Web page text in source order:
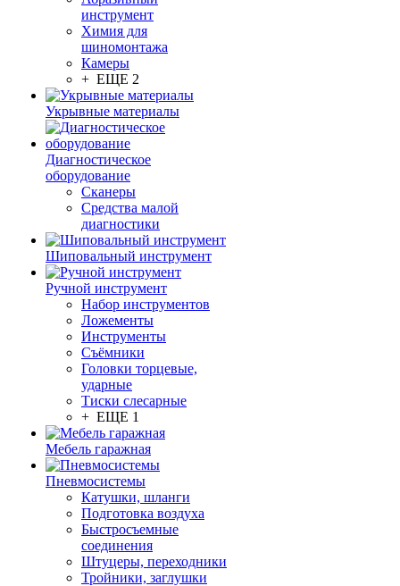
инструмент
Химия для
шиномонтажа
Камеры
+ ЕЩЕ 2
Укрывные материалы
Диагностическое
оборудование
Сканеры
Средства малой
диагностики
Шиповальный инструмент
Ручной инструмент
Набор инструментов
Ложементы
Инструменты
Съёмники
Головки торцевые,
ударные
Тиски слесарные
+ ЕЩЕ 1
Мебель гаражная
Пневмосистемы
Катушки, шланги
Подготовка воздуха
Быстросъемные
соединения
Штуцеры, переходники
Тройники, заглушки